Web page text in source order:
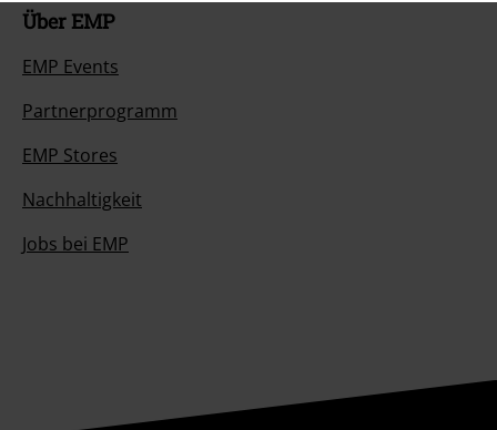
Über EMP
EMP Events
Partnerprogramm
EMP Stores
Nachhaltigkeit
Jobs bei EMP